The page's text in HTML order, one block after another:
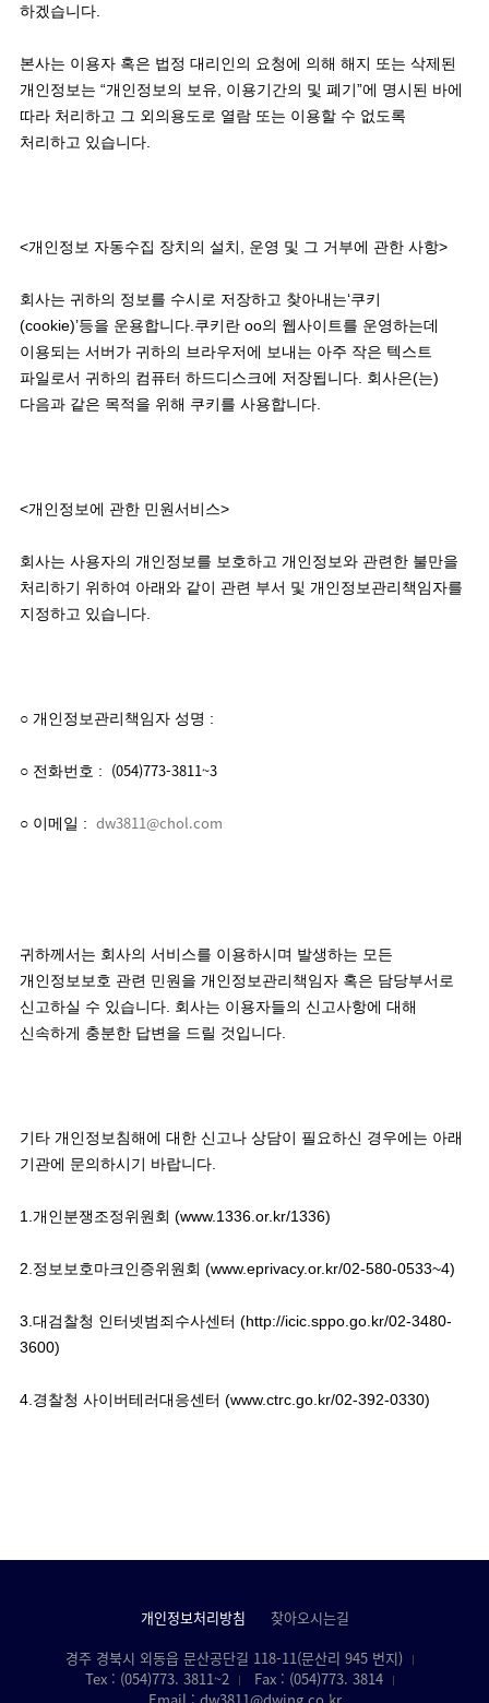
하겠습니다.
본사는 이용자 혹은 법정 대리인의 요청에 의해 해지 또는 삭제된
개인정보는 “개인정보의 보유, 이용기간의 및 폐기”에 명시된 바에
따라 처리하고 그 외의용도로 열람 또는 이용할 수 없도록
처리하고 있습니다.
<개인정보 자동수집 장치의 설치, 운영 및 그 거부에 관한 사항>
회사는 귀하의 정보를 수시로 저장하고 찾아내는‘쿠키
(cookie)’등을 운용합니다.쿠키란 oo의 웹사이트를 운영하는데
이용되는 서버가 귀하의 브라우저에 보내는 아주 작은 텍스트
파일로서 귀하의 컴퓨터 하드디스크에 저장됩니다. 회사은(는)
다음과 같은 목적을 위해 쿠키를 사용합니다.
<개인정보에 관한 민원서비스>
회사는 사용자의 개인정보를 보호하고 개인정보와 관련한 불만을
처리하기 위하여 아래와 같이 관련 부서 및 개인정보관리책임자를
지정하고 있습니다.
○ 개인정보관리책임자 성명 :
○ 전화번호 : (054)773-3811~3
○ 이메일 : dw3811@chol.com
귀하께서는 회사의 서비스를 이용하시며 발생하는 모든
개인정보보호 관련 민원을 개인정보관리책임자 혹은 담당부서로
신고하실 수 있습니다. 회사는 이용자들의 신고사항에 대해
신속하게 충분한 답변을 드릴 것입니다.
기타 개인정보침해에 대한 신고나 상담이 필요하신 경우에는 아래
기관에 문의하시기 바랍니다.
1.개인분쟁조정위원회 (www.1336.or.kr/1336)
2.정보보호마크인증위원회 (www.eprivacy.or.kr/02-580-0533~4)
3.대검찰청 인터넷범죄수사센터 (http://icic.sppo.go.kr/02-3480-
3600)
4.경찰청 사이버테러대응센터 (www.ctrc.go.kr/02-392-0330)
개인정보처리방침
찾아오시는길
경주 경북시 외동읍 문산공단길 118-11(문산리 945 번지)
Tex : (054)773. 3811~2
Fax : (054)773. 3814